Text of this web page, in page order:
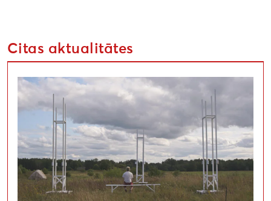
Citas aktualitātes